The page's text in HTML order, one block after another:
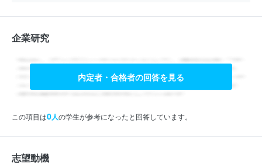
企業研究
内定者・合格者の回答を見る
この項目は0人の学生が参考になったと回答しています。
志望動機